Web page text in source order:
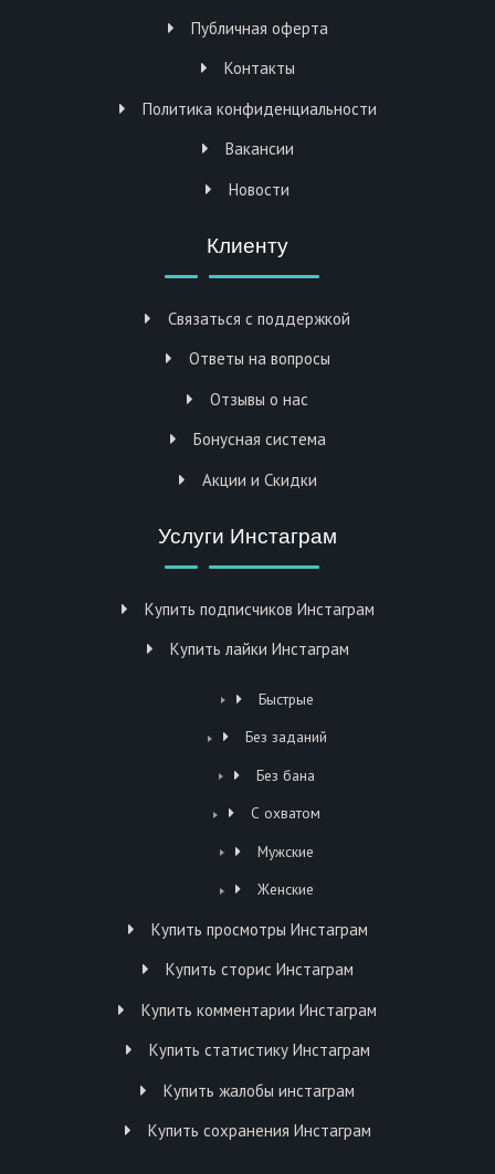
Публичная оферта
Контакты
Политика конфиденциальности
Вакансии
Новости
Клиенту
Связаться с поддержкой
Ответы на вопросы
Отзывы о нас
Бонусная система
Акции и Скидки
Услуги Инстаграм
Купить подписчиков Инстаграм
Купить лайки Инстаграм
Быстрые
Без заданий
Без бана
С охватом
Мужские
Женские
Купить просмотры Инстаграм
Купить сторис Инстаграм
Купить комментарии Инстаграм
Купить статистику Инстаграм
Купить жалобы инстаграм
Купить сохранения Инстаграм